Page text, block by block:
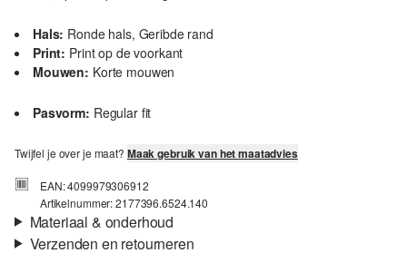
Hals: Ronde hals, Geribde rand
Print: Print op de voorkant
Mouwen: Korte mouwen
Pasvorm: Regular fit
Twijfel je over je maat? Maak gebruik van het maatadvies
EAN: 4099979306912
Artikelnummer: 2177396.6524.140
Materiaal & onderhoud
Verzenden en retourneren